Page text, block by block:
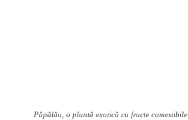
Păpălău, o plantă exotică cu fructe comestibile